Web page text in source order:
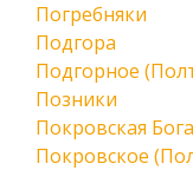
Погребняки
Подгора
Подгорное
Позники
Покровская
Покровское